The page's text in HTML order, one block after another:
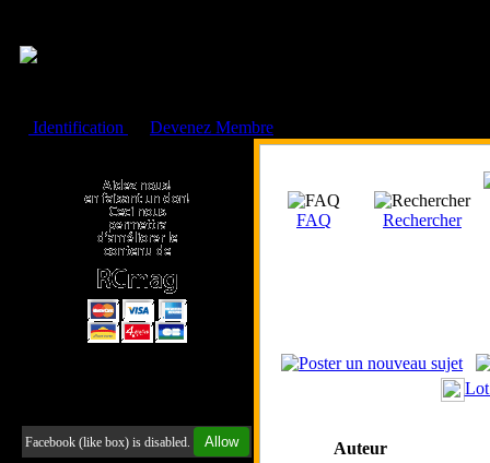
Identification
Devenez Membre
Facebook (like box) is disabled. Allow
FAQ Rechercher
Auteur